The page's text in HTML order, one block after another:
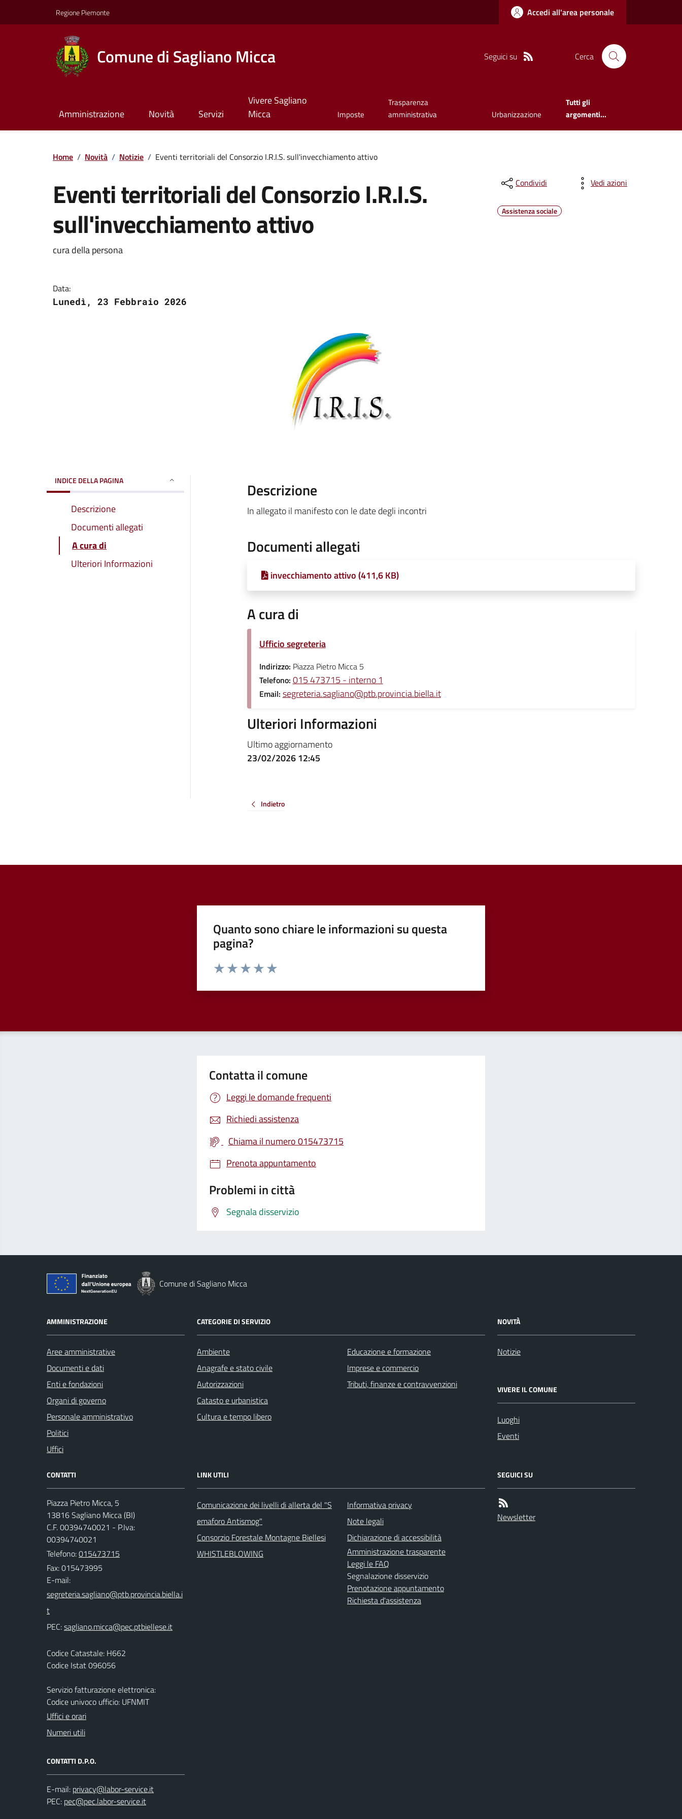
Regione Piemonte Accedi all'area personale
Comune di Sagliano Micca Seguici su Cerca
Amministrazione Novità Servizi
Vivere Sagliano
Micca
Imposte
Trasparenza
amministrativa
Urbanizzazione
Tutti gli
argomenti...
Home / Novità / Notizie / Eventi territoriali del Consorzio I.R.I.S. sull'invecchiamento attivo
Eventi territoriali del Consorzio I.R.I.S.
sull'invecchiamento attivo
cura della persona
Data:
Lunedì, 23 Febbraio 2026
Condividi Vedi azioni
Assistenza sociale
INDICE DELLA PAGINA
Descrizione
Documenti allegati
A cura di
Ulteriori Informazioni
Descrizione
In allegato il manifesto con le date degli incontri
Documenti allegati
invecchiamento attivo (411,6 KB)
A cura di
Ufficio segreteria
Indirizzo: Piazza Pietro Micca 5
Telefono: 015 473715 - interno 1
Email: segreteria.sagliano@ptb.provincia.biella.it
Ulteriori Informazioni
Ultimo aggiornamento
23/02/2026 12:45
Indietro
Quanto sono chiare le informazioni su questa
pagina?
Valuta da 1 a 5 stelle la pagina
Contatta il comune
Leggi le domande frequenti
Richiedi assistenza
Chiama il numero 015473715
Prenota appuntamento
Problemi in città
Segnala disservizio
Comune di Sagliano Micca
AMMINISTRAZIONE
Aree amministrative
Documenti e dati
Enti e fondazioni
Organi di governo
Personale amministrativo
Politici
Uffici
CATEGORIE DI SERVIZIO
Ambiente
Anagrafe e stato civile
Autorizzazioni
Catasto e urbanistica
Cultura e tempo libero
Educazione e formazione
Imprese e commercio
Tributi, finanze e contravvenzioni
NOVITÀ
Notizie
VIVERE IL COMUNE
Luoghi
Eventi
CONTATTI
Piazza Pietro Micca, 5
13816 Sagliano Micca (BI)
C.F. 00394740021 - P.Iva:
00394740021
Telefono:015473715
Fax: 015473995
E-mail:
PEC:
Codice Catastale: H662
Codice Istat 096056
Servizio fatturazione elettronica:
Codice univoco ufficio: UFNMIT
Uffici e orari
Numeri utili
CONTATTI D.P.O.
E-mail:
PEC:
LINK UTILI
Comunicazione dei livelli di allerta del "S
emaforo Antismog"
Consorzio Forestale Montagne Biellesi
WHISTLEBLOWING
Informativa privacy
Note legali
Dichiarazione di accessibilità
Amministrazione trasparente
Leggi le FAQ
Segnalazione disservizio
Prenotazione appuntamento
Richiesta d'assistenza
SEGUICI SU
Newsletter